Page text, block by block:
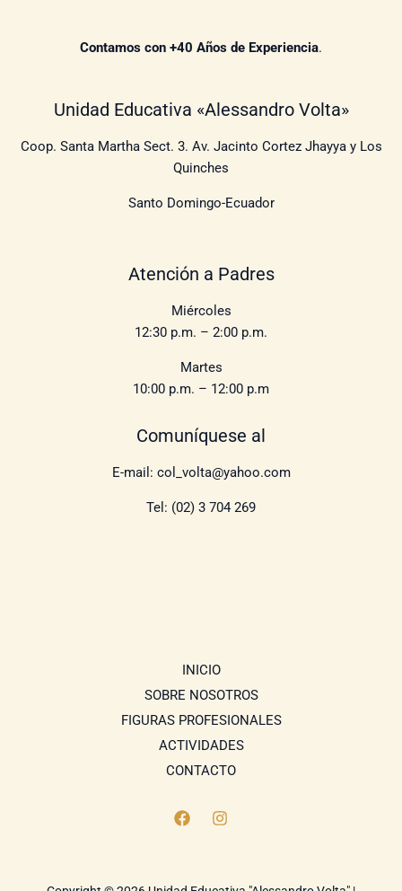
Contamos con +40 Años de Experiencia.​
Unidad Educativa «Alessandro Volta»
Coop. Santa Martha Sect. 3. Av. Jacinto Cortez Jhayya y Los
Quinches
Santo Domingo-Ecuador
Atención a Padres
Miércoles
12:30 p.m. – 2:00 p.m.
Martes
10:00 p.m. – 12:00 p.m
Comuníquese al
E-mail: col_volta@yahoo.com
Tel: (02) 3 704 269
INICIO
SOBRE NOSOTROS
FIGURAS PROFESIONALES
ACTIVIDADES
CONTACTO